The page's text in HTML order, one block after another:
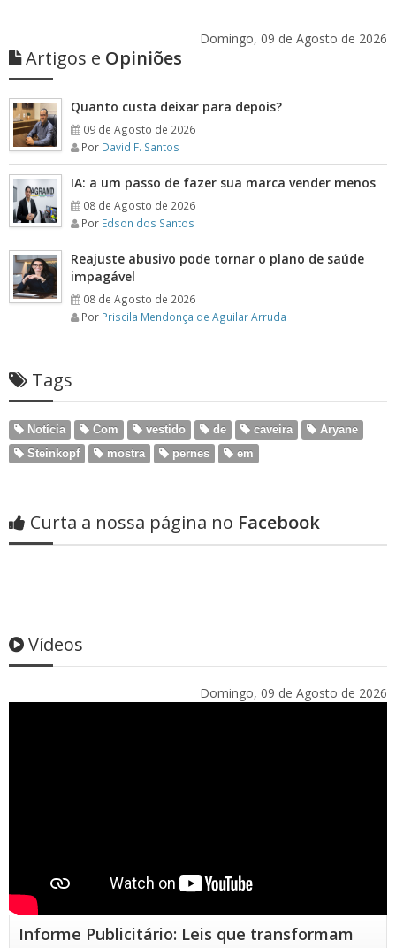
Domingo, 09 de Agosto de 2026
Artigos e Opiniões
Quanto custa deixar para depois?
09 de Agosto de 2026
Por David F. Santos
IA: a um passo de fazer sua marca vender menos
08 de Agosto de 2026
Por Edson dos Santos
Reajuste abusivo pode tornar o plano de saúde
impagável
08 de Agosto de 2026
Por Priscila Mendonça de Aguilar Arruda
Tags
Notícia Com vestido de caveira
Aryane
Steinkopf
mostra pernes em
Curta a nossa página no Facebook
Vídeos
Domingo, 09 de Agosto de 2026
Informe Publicitário: Leis que transformam